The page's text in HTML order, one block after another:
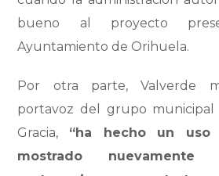
bueno al proyecto
Ayuntamiento de Orihuela.
Por otra parte, Valverde
portavoz del grupo municipal
Gracia, “ha hecho un
mostrado